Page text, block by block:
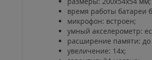
время работы батареи
микрофон: встроен;
умный акселерометр:
расширение памяти: до
увеличение: 14х;